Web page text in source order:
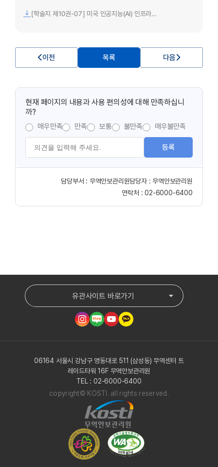
[학술지 제10권-07] 미국 인공지능(AI) 인프라 정책과 시사점 - 트럼프 행정부 정책 변화를 중심으로_이주형.pdf
이전 목록 다음
현재 페이지의 내용과 사용 편의성에 대해 만족하십니
까?
매우만족 만족 보통 불만족 매우불만족
등록
담당부서 : 무역안보관리원담당자 : 무역안보관리원
연락처 :02-6000-6400
유관사이트 바로가기
06164 서울시 강남구 영동대로 511 (삼성동) 무역센터 트
레이드타워 16F 무역안보관리원
TEL : 02-6000-6400
copyright© KOSTI. all rights reserved.